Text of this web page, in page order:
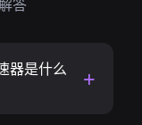
答
器是什么